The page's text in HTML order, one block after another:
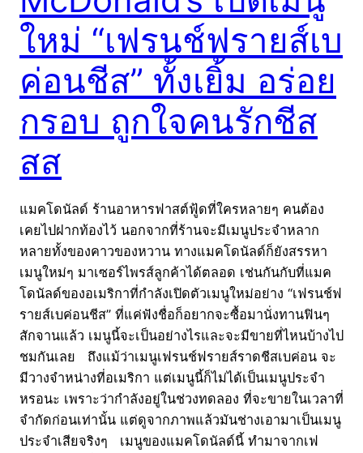
ใหม่ “เฟรนช์ฟรายส์เบ
ค่อนชีส” ทั้งเยิ้ม อร่อย
กรอบ ถูกใจคนรักชีส
สส
แมคโดนัลด์ ร้านอาหารฟาสต์ฟู้ดที่ใครหลายๆ คนต้อง
เคยไปฝากท้องไว้ นอกจากที่ร้านจะมีเมนูประจำหลาก
หลายทั้งของคาวของหวาน ทางแมคโดนัลด์ก็ยังสรรหา
เมนูใหม่ๆ มาเซอร์ไพรส์ลูกค้าได้ตลอด เช่นกันกับที่แมค
โดนัลด์ของอเมริกาที่กำลังเปิดตัวเมนูใหม่อย่าง “เฟรนช์ฟ
รายส์เบค่อนชีส” ที่แค่ฟังชื่อก็อยากจะซื้อมานั่งทานฟินๆ
สักจานแล้ว เมนูนี้จะเป็นอย่างไรและจะมีขายที่ไหนบ้างไป
ชมกันเลย ถึงแม้ว่าเมนูเฟรนช์ฟรายส์ราดชีสเบค่อน จะ
มีวางจำหน่างที่อเมริกา แต่เมนูนี้ก็ไม่ได้เป็นเมนูประจำ
หรอนะ เพราะว่ากำลังอยู่ในช่วงทดลอง ที่จะขายในเวลาที่
จำกัดก่อนเท่านั้น แต่ดูจากภาพแล้วมันช่างเอามาเป็นเมนู
ประจำเสียจริงๆ เมนูของแมคโดนัลด์นี้ ทำมาจากเฟ